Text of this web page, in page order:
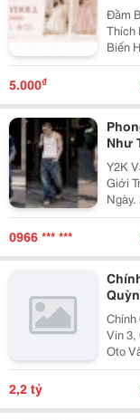
Đầm
Thích
Biến
Phần
Váy
5.000₫
Như
Y2K
Giới
Đồng
0966 *** ***
Chính
Vin 3,
Oto
Phút Di
2,2 tỷ